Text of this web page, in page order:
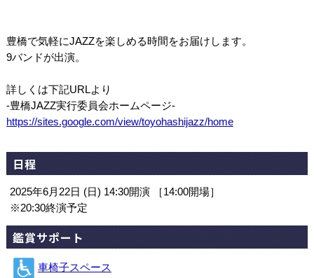
豊橋で気軽にJAZZを楽しめる時間をお届けします。
9バンドが出演。
詳しくは下記URLより
-豊橋JAZZ実行委員会ホームページ-
https://sites.google.com/view/toyohashijazz/home
日程
2025年6月22日 (日) 14:30開演 ［14:00開場］
※20:30終演予定
鑑賞サポート
車椅子スペース